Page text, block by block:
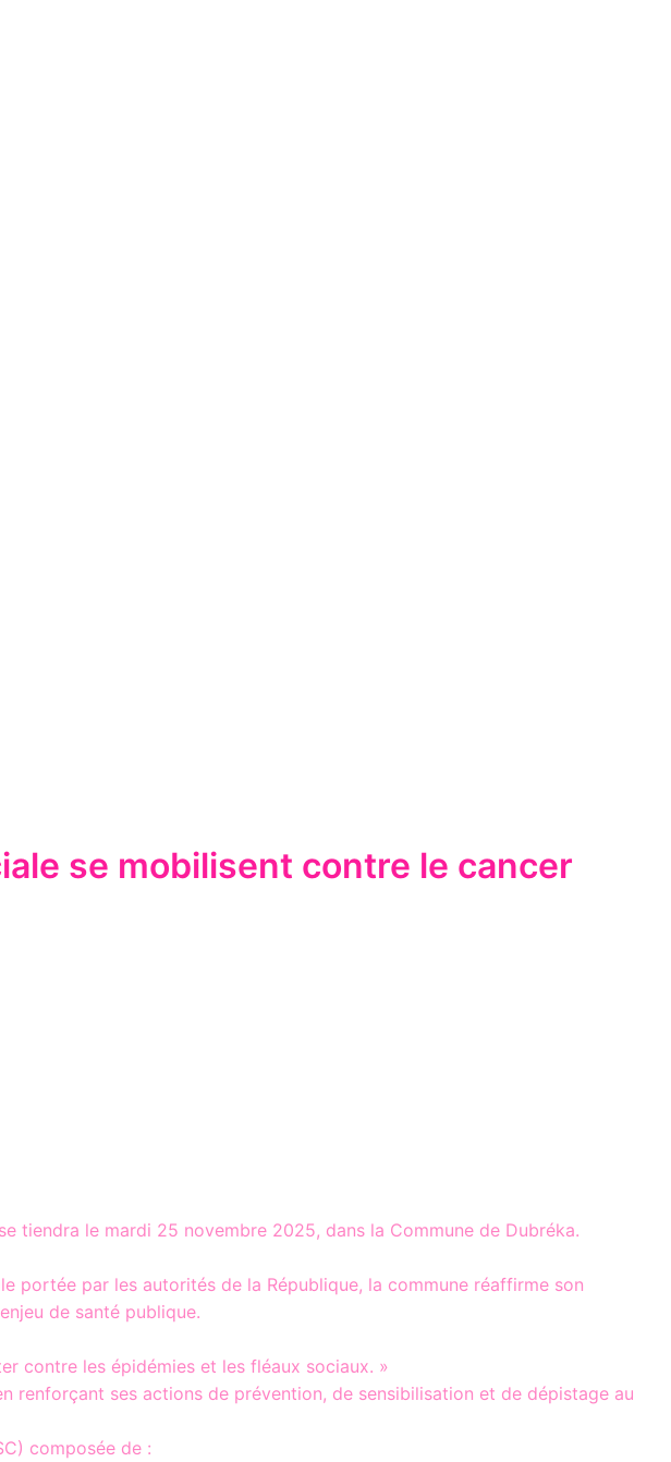
se mobilisent contre le cancer
tiendra le mardi 25 novembre 2025, dans la Commune de Dubréka.
portée par les autorités de la République, la commune réaffirme son
de santé publique.
contre les épidémies et les fléaux sociaux. »
renforçant ses actions de prévention, de sensibilisation et de dépistage au
composée de :